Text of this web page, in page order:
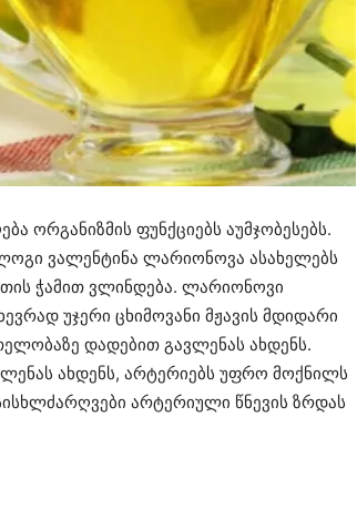
ორგანიზმის ფუნქციებს აუმჯობესებს.
ვალენტინა ლარიონოვა ასახელებს
ჭამით ვლინდება. ლარიონოვი
უჯერი ცხიმოვანი მჟავის მდიდარი
დადებით გავლენას ახდენს.
ახდენს, არტერიებს უფრო მოქნილს
არტერიული წნევის ზრდას